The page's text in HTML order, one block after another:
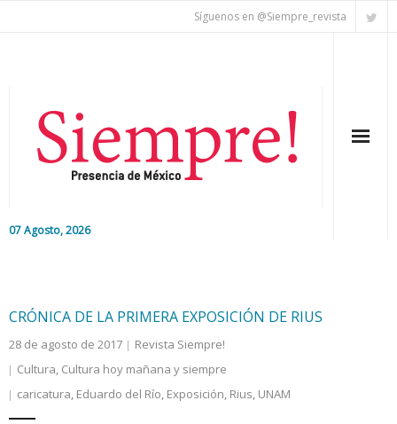
Síguenos en @Siempre_revista
07 Agosto, 2026
Nacional
Colaboradores
CRÓNICA DE LA PRIMERA EXPOSICIÓN DE RIUS
28 de agosto de 2017
Revista Siempre!
Cultura, Cultura hoy mañana y siempre
caricatura, Eduardo del Río, Exposición, Rius, UNAM